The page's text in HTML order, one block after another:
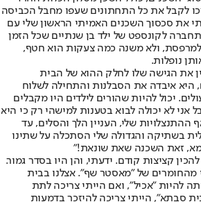
לקבל את כל התחתונים שעפו מחבל הכביסה
את סכסוך השכנים האמיתי הראשון שלי עם
לקונספט של ילד בן שנתיים שכל הזמן
למרפסת, ולא משנה כמה צעקות הוא חטף,
נופלות.
את הגישה שלו לחלק ההוא של הבית
היא איבדה את הסבלנות והתחילה לשלוח
יכול להיות שהורים לילדים היו מקבלים
אני לא יכולה לבוא בטענות למישהי רק כי היא
ההתנצלויות שלי, העניין הלך והסלים, עד
בשתיקה והגדולה שלי הסתכלה על שתינו
זאת השכנה שאת שונאת!"
קציצות קודם. ידעתי, והן היו בסדר גמור.
מהחומרים של "מאסטר שף". אצלנו בבית
להיות "אכיל", ואם הייתי צריכה לתת
סבתא", הייתי צריכה להיזכר בדמעות